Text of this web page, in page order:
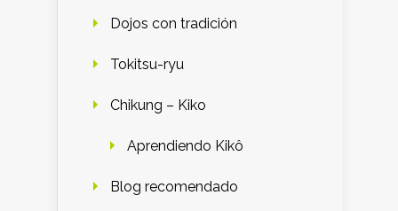
Dojos con tradición
Tokitsu-ryu
Chikung – Kiko
Aprendiendo Kikô
Blog recomendado